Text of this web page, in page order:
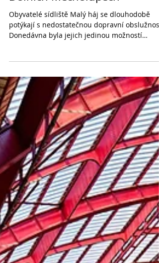
Zlepšení autobusové dopravy
Dolních Měcholupech
Donedávna byla jejich jedinou možností
zastávka...